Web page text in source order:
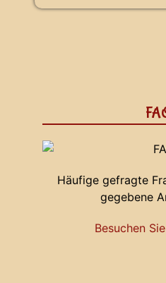
Häufige gefragte
gegebene
Besuchen